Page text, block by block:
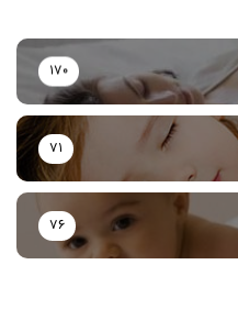
170
71
76